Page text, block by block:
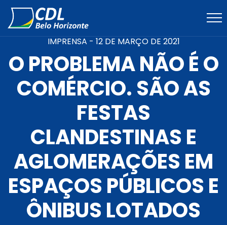
IMPRENSA - 12 DE MARÇO DE 2021
O PROBLEMA NÃO É O
COMÉRCIO. SÃO AS
FESTAS
CLANDESTINAS E
AGLOMERAÇÕES EM
ESPAÇOS PÚBLICOS E
ÔNIBUS LOTADOS